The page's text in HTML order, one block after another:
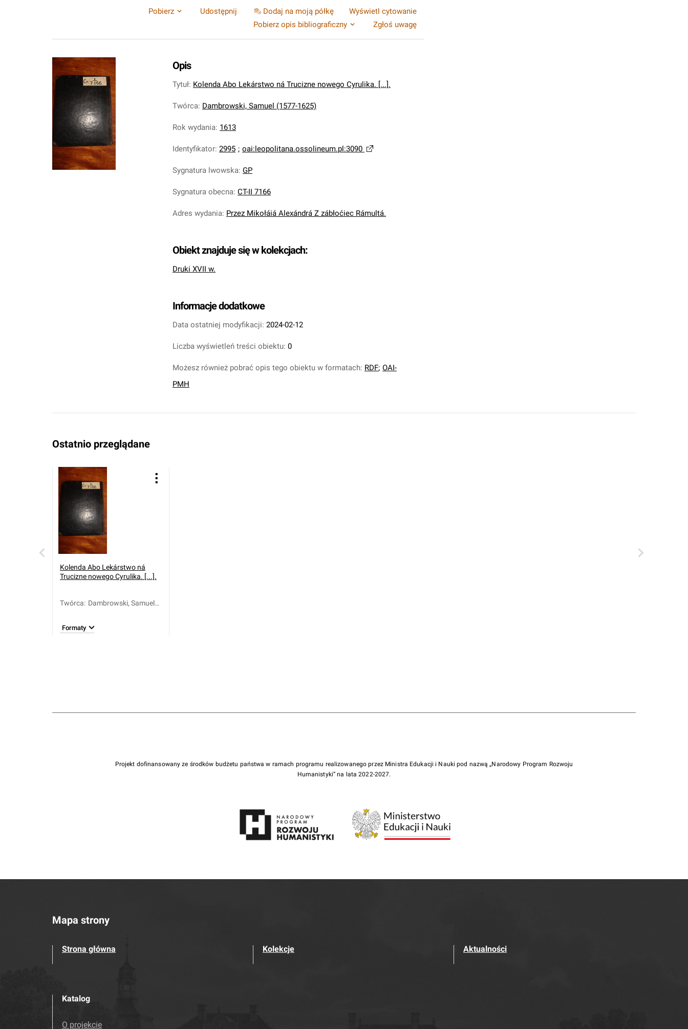
Pobierz Udostępnij Dodaj na moją półkę
Wyświetl cytowanie
Pobierz opis bibliograficzny
Zgłoś uwagę
Opis
Tytuł: Kolenda Abo Lekárstwo ná Trucizne nowego Cyrulika. [...].
Twórca: Dambrowski, Samuel (1577-1625)
Rok wydania: 1613
Identyfikator: 2995 ; oai:leopolitana.ossolineum.pl:3090
Sygnatura lwowska: GP
Sygnatura obecna: CT-II 7166
Adres wydania: Przez Mikołáiá Alexándrá Z zábłoćiec Rámultá.
Obiekt znajduje się w kolekcjach:
Druki XVII w.
Informacje dodatkowe
Data ostatniej modyfikacji: 2024-02-12
Liczba wyświetleń treści obiektu: 0
Możesz również pobrać opis tego obiektu w formatach: RDF; OAI-
PMH
Ostatnio przeglądane
Kolenda Abo Lekárstwo ná
Trucizne nowego Cyrulika. [...].
Twórca: Dambrowski, Samuel
Formaty
Projekt dofinansowany ze środków budżetu państwa w ramach programu realizowanego przez Ministra Edukacji i Nauki pod nazwą „Narodowy Program Rozwoju
Humanistyki” na lata 2022-2027.
Mapa strony
Strona główna Kolekcje Aktualności
Katalog
O projekcie